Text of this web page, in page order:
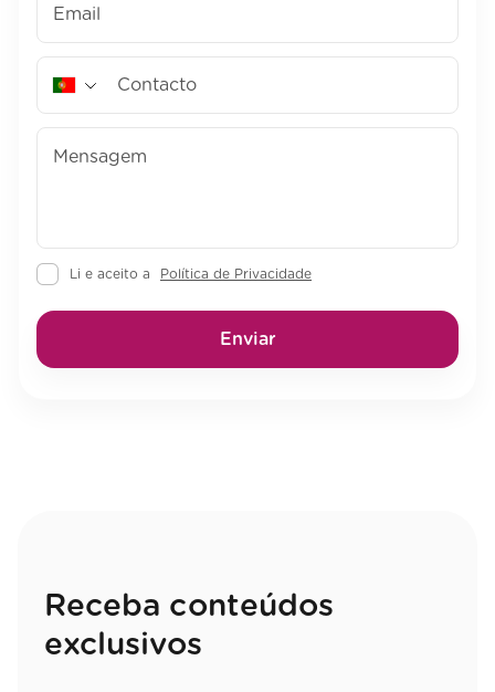
Li e aceito a Política de Privacidade
Enviar
Receba conteúdos
exclusivos